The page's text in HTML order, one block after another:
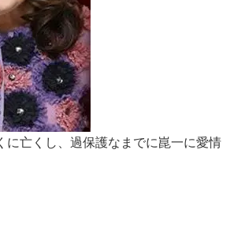
に亡くし、過保護なまでに崑一に愛情